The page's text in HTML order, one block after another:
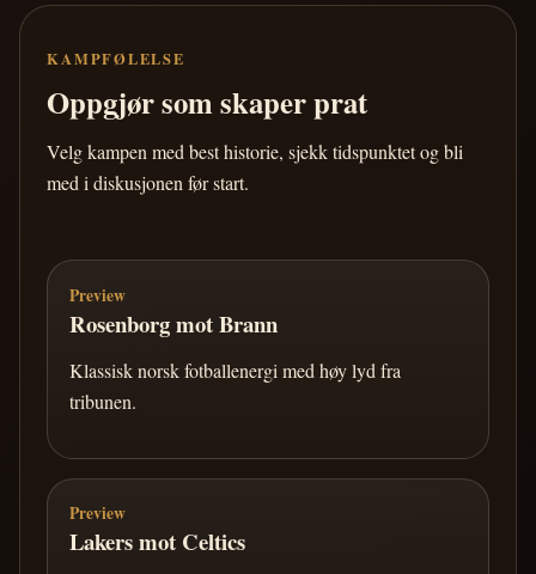
KAMPFØLELSE
Oppgjør som skaper prat
Velg kampen med best historie, sjekk tidspunktet og bli
med i diskusjonen før start.
Preview
Rosenborg mot Brann
Klassisk norsk fotballenergi med høy lyd fra
tribunen.
Preview
Lakers mot Celtics